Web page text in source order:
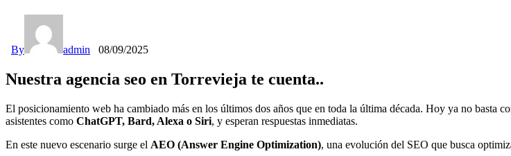
By admin 08/09/2025
Nuestra agencia seo en Torrevieja te cuenta..
El posicionamiento web ha cambiado más en los últimos dos años que en toda la última década. Hoy ya no basta
asistentes como ChatGPT, Bard, Alexa o Siri, y esperan respuestas inmediatas.
En este nuevo escenario surge el AEO (Answer Engine Optimization), una evolución del SEO que busca